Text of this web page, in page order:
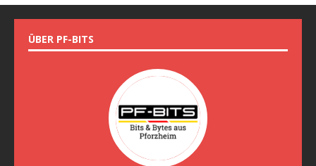
ÜBER PF-BITS